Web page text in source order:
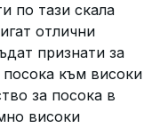
по тази скала
отлични
признати за
към високи
за посока в
високи